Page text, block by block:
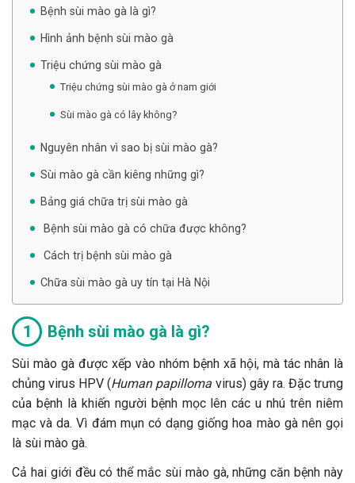
Bệnh sùi mào gà là gì?
Hình ảnh bệnh sùi mào gà
Triệu chứng sùi mào gà
Triệu chứng sùi mào gà ở nam giới
Sùi mào gà có lây không?
Nguyên nhân vì sao bị sùi mào gà?
Sùi mào gà cần kiêng những gì?
Bảng giá chữa trị sùi mào gà
Bệnh sùi mào gà có chữa được không?
Cách trị bệnh sùi mào gà
Chữa sùi mào gà uy tín tại Hà Nội
Bệnh sùi mào gà là gì?
Sùi mào gà được xếp vào nhóm bệnh xã hội, mà tác nhân là
chủng virus HPV (Human papilloma virus) gây ra. Đặc trưng
của bệnh là khiến người bệnh mọc lên các u nhú trên niêm
mạc và da. Vì đám mụn có dạng giống hoa mào gà nên gọi
là sùi mào gà.
Cả hai giới đều có thể mắc sùi mào gà, những căn bệnh này